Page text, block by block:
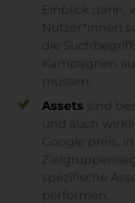
Einblick darin,
Nutzer*innen
die
Kampagnen
müssen.
Assets sind
und auch
Google preis,
spezifische
performen.